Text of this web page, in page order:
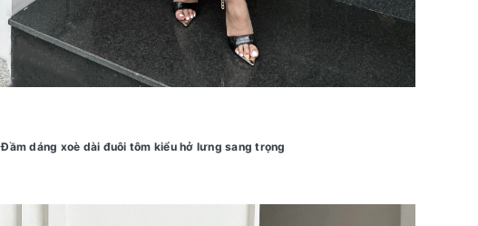
Đầm dáng xoè dài đuôi tôm kiểu hở lưng sang trọng